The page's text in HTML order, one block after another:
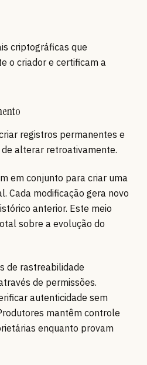
criptográficas que
o criador e certificam a
registros permanentes e
alterar retroativamente.
em conjunto para criar uma
Cada modificação gera novo
anterior. Este meio
sobre a evolução do
de rastreabilidade
de permissões.
autenticidade sem
mantêm controle
enquanto provam